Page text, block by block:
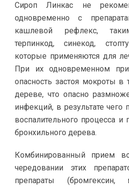
Сироп Линкас не
одновременно с
кашлевой рефлекс,
терпинкод, синекод,
которые применяются для
При их одновременном
опасность застоя мокроты в
дереве, что опасно
инфекций, в результате чего
воспалительного процесса и
бронхильного дерева.
Комбинированный прием
чередовании этих
препараты